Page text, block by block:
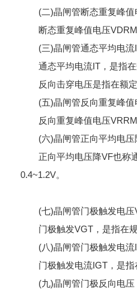
(二)晶闸管断态重复峰值
断态重复峰值电压VDRM
(三)晶闸管通态平均电流
通态平均电流IT，是指在
反向击穿电压是指在额定
(五)晶闸管反向重复峰值
反向重复峰值电压VRRM
(六)晶闸管正向平均电压
正向平均电压降VF也称通
0.4~1.2V。
(七)晶闸管门极触发电压
门极触发VGT，是指在规
(八)晶闸管门极触发电流
门极触发电流IGT，是指在
(九)晶闸管门极反向电压